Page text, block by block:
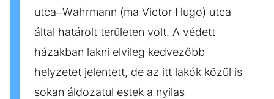
utca–Wahrmann (ma Victor Hugo) utca
által határolt területen volt. A védett
házakban lakni elvileg kedvezőbb
helyzetet jelentett, de az itt lakók közül is
sokan áldozatul estek a nyilas